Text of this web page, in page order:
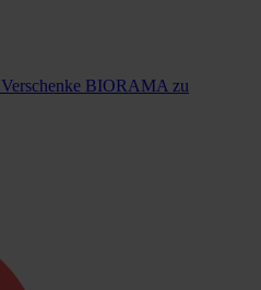
Verschenke BIORAMA zu